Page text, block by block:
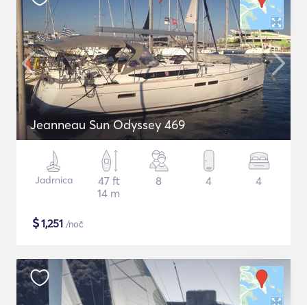
Jeanneau Sun Odyssey 469
Jadrnica
47 ft
14 m
8 4 4
$1,251 /noč